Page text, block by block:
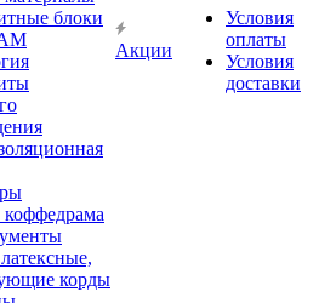
блоки
корды
Акции
Условия
оплаты
Условия
доставки